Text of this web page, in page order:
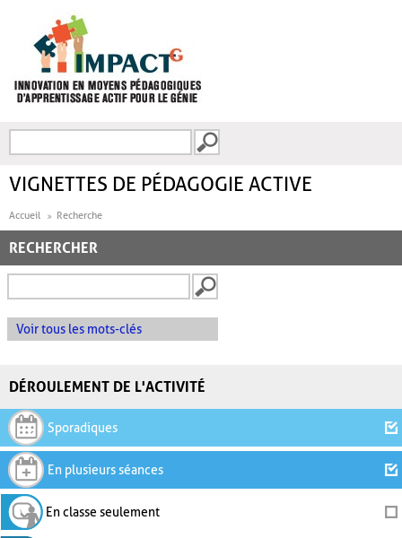
FORMULAIRE DE
VIGNETTES DE PÉDAGOGIE ACTIVE
Accueil Recherche
RECHERCHER
Voir tous les mots-clés
DÉROULEMENT DE L'ACTIVITÉ
Sporadiques
En plusieurs séances
En classe seulement